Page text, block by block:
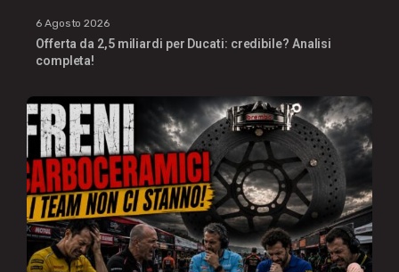
6 Agosto 2026
Offerta da 2,5 miliardi per Ducati: credibile? Analisi
completa!